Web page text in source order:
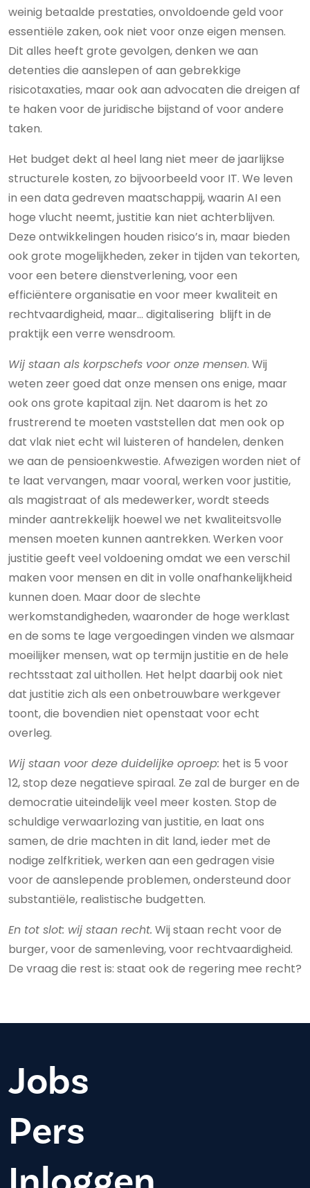
weinig betaalde prestaties, onvoldoende geld voor
essentiële zaken, ook niet voor onze eigen mensen.
Dit alles heeft grote gevolgen, denken we aan
detenties die aanslepen of aan gebrekkige
risicotaxaties, maar ook aan advocaten die dreigen af
te haken voor de juridische bijstand of voor andere
taken.
Het budget dekt al heel lang niet meer de jaarlijkse
structurele kosten, zo bijvoorbeeld voor IT. We leven
in een data gedreven maatschappij, waarin AI een
hoge vlucht neemt, justitie kan niet achterblijven.
Deze ontwikkelingen houden risico’s in, maar bieden
ook grote mogelijkheden, zeker in tijden van tekorten,
voor een betere dienstverlening, voor een
efficiëntere organisatie en voor meer kwaliteit en
rechtvaardigheid, maar… digitalisering blijft in de
praktijk een verre wensdroom.
Wij staan als korpschefs voor onze mensen. Wij
weten zeer goed dat onze mensen ons enige, maar
ook ons grote kapitaal zijn. Net daarom is het zo
frustrerend te moeten vaststellen dat men ook op
dat vlak niet echt wil luisteren of handelen, denken
we aan de pensioenkwestie. Afwezigen worden niet of
te laat vervangen, maar vooral, werken voor justitie,
als magistraat of als medewerker, wordt steeds
minder aantrekkelijk hoewel we net kwaliteitsvolle
mensen moeten kunnen aantrekken. Werken voor
justitie geeft veel voldoening omdat we een verschil
maken voor mensen en dit in volle onafhankelijkheid
kunnen doen. Maar door de slechte
werkomstandigheden, waaronder de hoge werklast
en de soms te lage vergoedingen vinden we alsmaar
moeilijker mensen, wat op termijn justitie en de hele
rechtsstaat zal uithollen. Het helpt daarbij ook niet
dat justitie zich als een onbetrouwbare werkgever
toont, die bovendien niet openstaat voor echt
overleg.
Wij staan voor deze duidelijke oproep: het is 5 voor
12, stop deze negatieve spiraal. Ze zal de burger en de
democratie uiteindelijk veel meer kosten. Stop de
schuldige verwaarlozing van justitie, en laat ons
samen, de drie machten in dit land, ieder met de
nodige zelfkritiek, werken aan een gedragen visie
voor de aanslepende problemen, ondersteund door
substantiële, realistische budgetten.
En tot slot: wij staan recht. Wij staan recht voor de
burger, voor de samenleving, voor rechtvaardigheid.
De vraag die rest is: staat ook de regering mee recht?
Jobs
Pers